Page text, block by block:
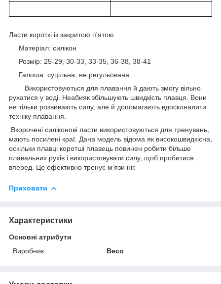
Ласти короткі із закритою п'ятою
Матеріал: силікон
Розмір: 25-29, 30-33, 33-35, 36-38, 38-41
Галоша: суцільна, не регульована
Використовуються для плавання й дають змогу вільно
рухатися у воді. Неабияк збільшують швидкість плавця. Вони
не тільки розвивають силу, але й допомагають вдосконалити
техніку плавання.
Вкорочені силіконові ласти використовуються для тренувань,
мають посилені краї. Дана модель відома як високошвидкісна,
оскільки плавці коротші плавець повинен робити більше
плавальних рухів і використовувати силу, щоб пробитися
вперед. Це ефективно тренує м'язи ніг.
Приховати
Характеристики
Основні атрибути
Виробник
Beco